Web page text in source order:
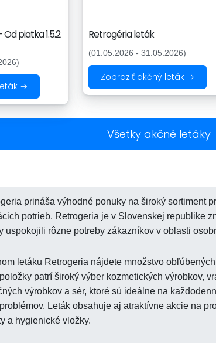
Od piatka 1.5.2
→
Retrogéria leták
(01.05.2026 - 31.05.2026)
Zobraziť akčný leták →
Všetky akčné letáky
prináša výhodné ponuky na široký sortiment
potrieb. Retrogeria je v Slovenskej republike
uspokojili rôzne potreby zákazníkov v oblasti
letáku Retrogeria nájdete množstvo
patrí široký výber kozmetických výrobkov,
výrobkov a sér, ktoré sú ideálne na
Leták obsahuje aj atraktívne akcie na
a hygienické vložky.